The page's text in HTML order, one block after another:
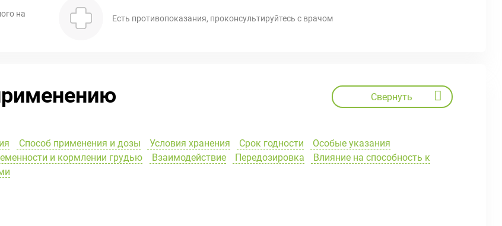
на
Есть противопоказания, проконсультируйтесь с врачом
Свернуть
Способ применения и дозы Условия хранения Срок годности
Особые указания
и кормлении грудью Взаимодействие Передозировка
Влияние на способность к